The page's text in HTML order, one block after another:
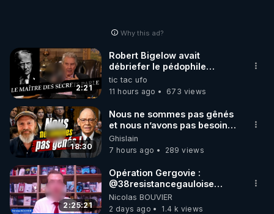
Why this ad?
2:21
Robert Bigelow avait
débriefer le pédophile
génocidaire de donald j
trump
tic tac ufo
11 hours ago
673 views
18:30
Nous ne sommes pas gênés
et nous n’avons pas besoin
de nous excuser ! #jw
#jehovah #collegecentral
Ghislain
7 hours ago
289 views
2:25:21
Opération Gergovie :
‪@38resistancegauloise‬
‪@MarionSigautOfficiel‬
‪@gladysriifard5710‬ Laëtitia
Nicolas BOUVIER
2 days ago
1.4 k views